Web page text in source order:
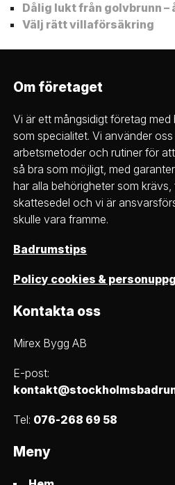
Dålig lukt från golvbrunn
Välj rätt villaförsäkring
Om företaget
Vi är ett mångsidigt företag
som specialitet. Vi använder
arbetsmetoder och rutiner för
så bra som möjligt, med
har alla behörigheter som
skattesedel och vi är
skulle vara framme.
Badrumstips
Policy cookies &
Kontakta oss
Mirex Bygg AB
E-post:
Tel: 076-268 69 58
Meny